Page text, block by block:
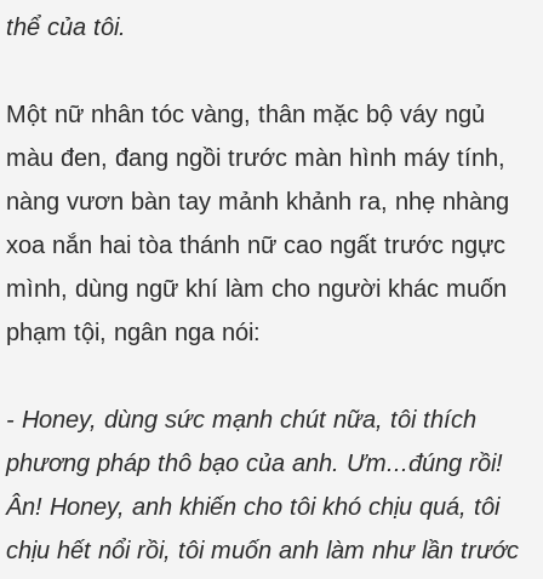
thể của tôi.
Một nữ nhân tóc vàng, thân mặc bộ váy ngủ
màu đen, đang ngồi trước màn hình máy tính,
nàng vươn bàn tay mảnh khảnh ra, nhẹ nhàng
xoa nắn hai tòa thánh nữ cao ngất trước ngực
mình, dùng ngữ khí làm cho người khác muốn
phạm tội, ngân nga nói:
- Honey, dùng sức mạnh chút nữa, tôi thích
phương pháp thô bạo của anh. Ưm...đúng rồi!
Ân! Honey, anh khiến cho tôi khó chịu quá, tôi
chịu hết nổi rồi, tôi muốn anh làm như lần trước